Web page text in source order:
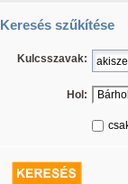
Keresés szűkítése
Kulcsszavak:
Hol: